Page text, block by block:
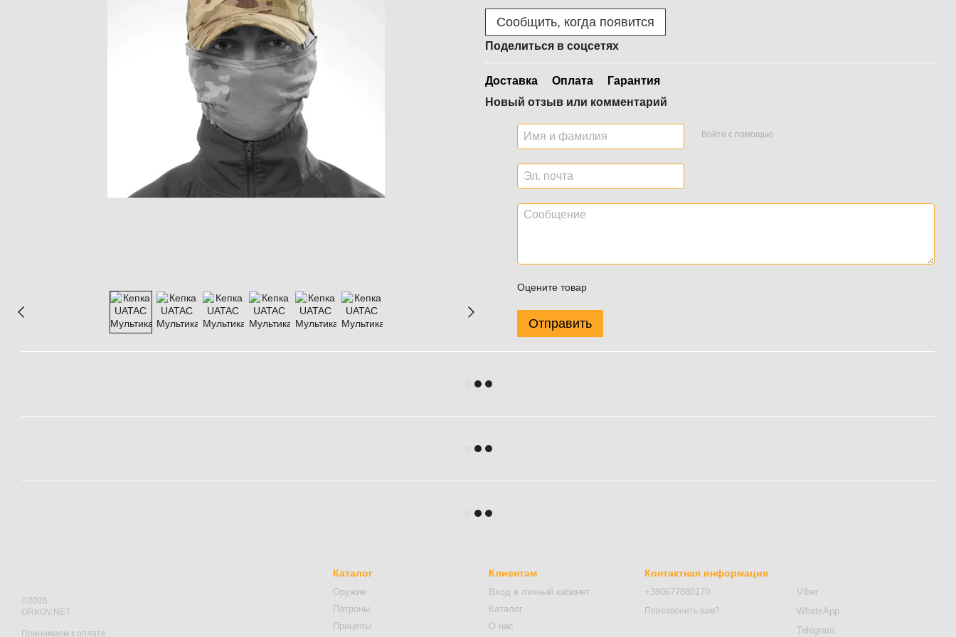
Сообщить, когда появится
Поделиться в соцсетях
Доставка Оплата
Гарантия
Новый отзыв или комментарий
Войти с помощью
Оцените товар
Отправить
©2026
ORKOV.NET
Принимаем к оплате
Каталог
Оружие
Патроны
Прицелы
Клиентам
Вход в личный кабинет
Каталог
О нас
Контактная информация
+380677880170
Перезвонить вам?
Viber
WhatsApp
Telegram